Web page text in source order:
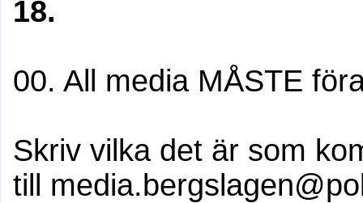
18.
00. All media MÅSTE
Skriv vilka det är som
till